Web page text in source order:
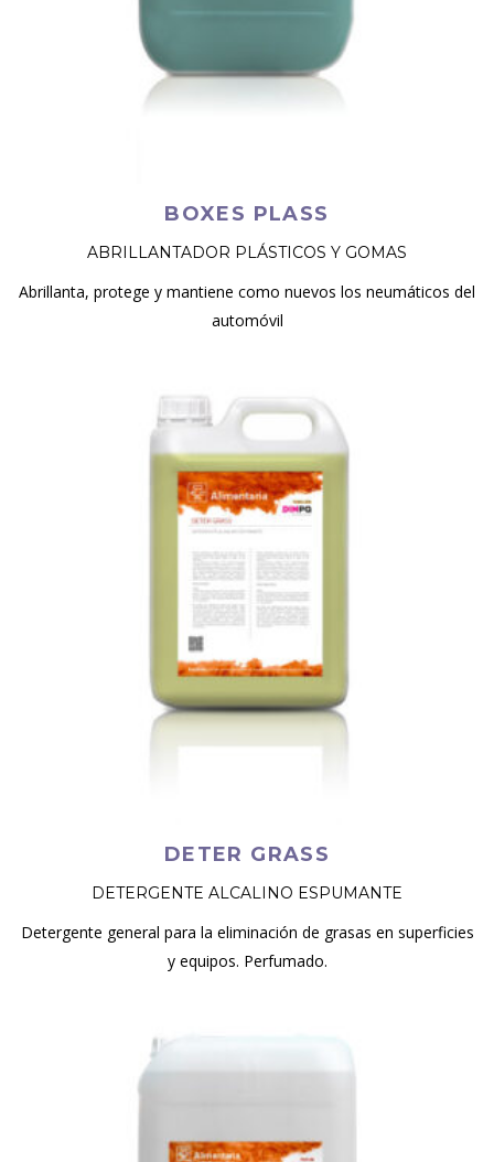
BOXES PLASS
ABRILLANTADOR PLÁSTICOS Y GOMAS
Abrillanta, protege y mantiene como nuevos los neumáticos del
automóvil
DETER GRASS
DETERGENTE ALCALINO ESPUMANTE
Detergente general para la eliminación de grasas en superficies
y equipos. Perfumado.